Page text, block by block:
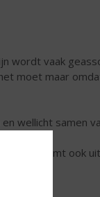
wordt vaak
moet maar
wellicht samen
en komt ook uit